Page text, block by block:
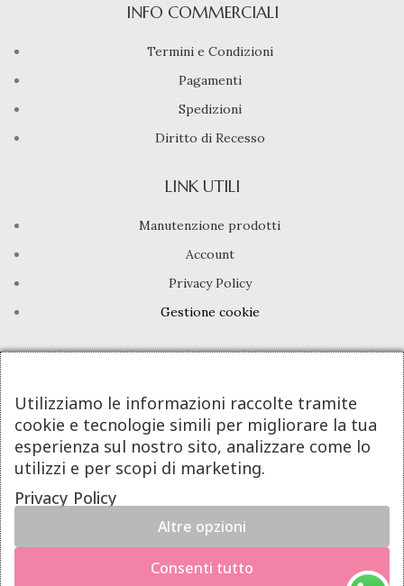
INFO COMMERCIALI
Termini e Condizioni
Pagamenti
Spedizioni
Diritto di Recesso
LINK UTILI
Manutenzione prodotti
Account
Privacy Policy
Gestione cookie
Chi siamo
Dicono di noi
Domande frequenti
DeA Jewels® | Valeria De Alfieri - P.Iva 08605781213
Powered By Next Step
consegna del prodotto.
×
Utilizziamo le informazioni raccolte tramite
cookie e tecnologie simili per migliorare la tua
esperienza sul nostro sito, analizzare come lo
utilizzi e per scopi di marketing.
Privacy Policy
Altre opzioni
Consenti tutto